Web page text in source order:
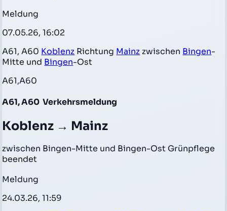
Meldung
07.05.26, 16:02
A61, A60 Koblenz Richtung Mainz zwischen Bingen-
Mitte und Bingen-Ost
A61,A60
A61, A60 Verkehrsmeldung
Koblenz → Mainz
zwischen Bingen-Mitte und Bingen-Ost Grünpflege
beendet
Meldung
24.03.26, 11:59